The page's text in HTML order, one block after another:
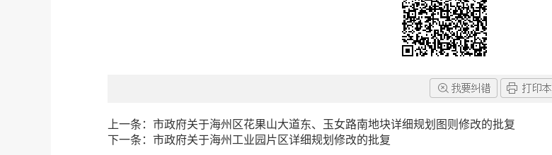
上一条： 市政府关于海州区花果山大道东、玉女路南地块详细规划图则修改的批复
下一条： 市政府关于海州工业园片区详细规划修改的批复